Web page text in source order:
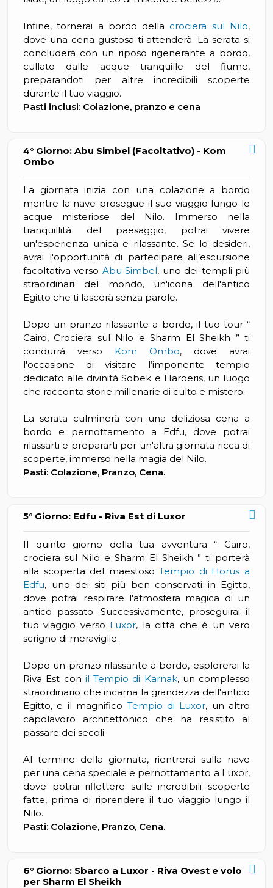
Infine, tornerai a bordo della crociera sul Nilo,
dove una cena gustosa ti attenderà. La serata si
concluderà con un riposo rigenerante a bordo,
cullato dalle acque tranquille del fiume,
preparandoti per altre incredibili scoperte
durante il tuo viaggio.
Pasti inclusi: Colazione, pranzo e cena
4° Giorno: Abu Simbel (Facoltativo) - Kom
Ombo
La giornata inizia con una colazione a bordo
mentre la nave prosegue il suo viaggio lungo le
acque misteriose del Nilo. Immerso nella
tranquillità del paesaggio, potrai vivere
un'esperienza unica e rilassante. Se lo desideri,
avrai l'opportunità di partecipare all’escursione
facoltativa verso Abu Simbel, uno dei templi più
straordinari del mondo, un'icona dell'antico
Egitto che ti lascerà senza parole.
Dopo un pranzo rilassante a bordo, il tuo tour “
Cairo, Crociera sul Nilo e Sharm El Sheikh ” ti
condurrà verso Kom Ombo, dove avrai
l'occasione di visitare l’imponente tempio
dedicato alle divinità Sobek e Haroeris, un luogo
che racconta storie millenarie di culto e mistero.
La serata culminerà con una deliziosa cena a
bordo e pernottamento a Edfu, dove potrai
rilassarti e prepararti per un'altra giornata ricca di
scoperte, immerso nella magia del Nilo.
Pasti: Colazione, Pranzo, Cena.
5° Giorno: Edfu - Riva Est di Luxor
Il quinto giorno della tua avventura “ Cairo,
crociera sul Nilo e Sharm El Sheikh ” ti porterà
alla scoperta del maestosoTempio di Horus a
Edfu, uno dei siti più ben conservati in Egitto,
dove potrai respirare l'atmosfera magica di un
antico passato. Successivamente, proseguirai il
tuo viaggio verso Luxor, la città che è un vero
scrigno di meraviglie.
Dopo un pranzo rilassante a bordo, esplorerai la
Riva Est con il Tempio di Karnak, un complesso
straordinario che incarna la grandezza dell'antico
Egitto, e il magnifico Tempio di Luxor, un altro
capolavoro architettonico che ha resistito al
passare dei secoli.
Al termine della giornata, rientrerai sulla nave
per una cena speciale e pernottamento a Luxor,
dove potrai riflettere sulle incredibili scoperte
fatte, prima di riprendere il tuo viaggio lungo il
Nilo.
Pasti: Colazione, Pranzo, Cena.
6° Giorno: Sbarco a Luxor - Riva Ovest e volo
per Sharm El Sheikh